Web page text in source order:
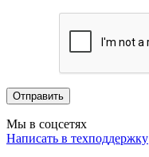
Мы в соцсетях
Написать в техподдержку